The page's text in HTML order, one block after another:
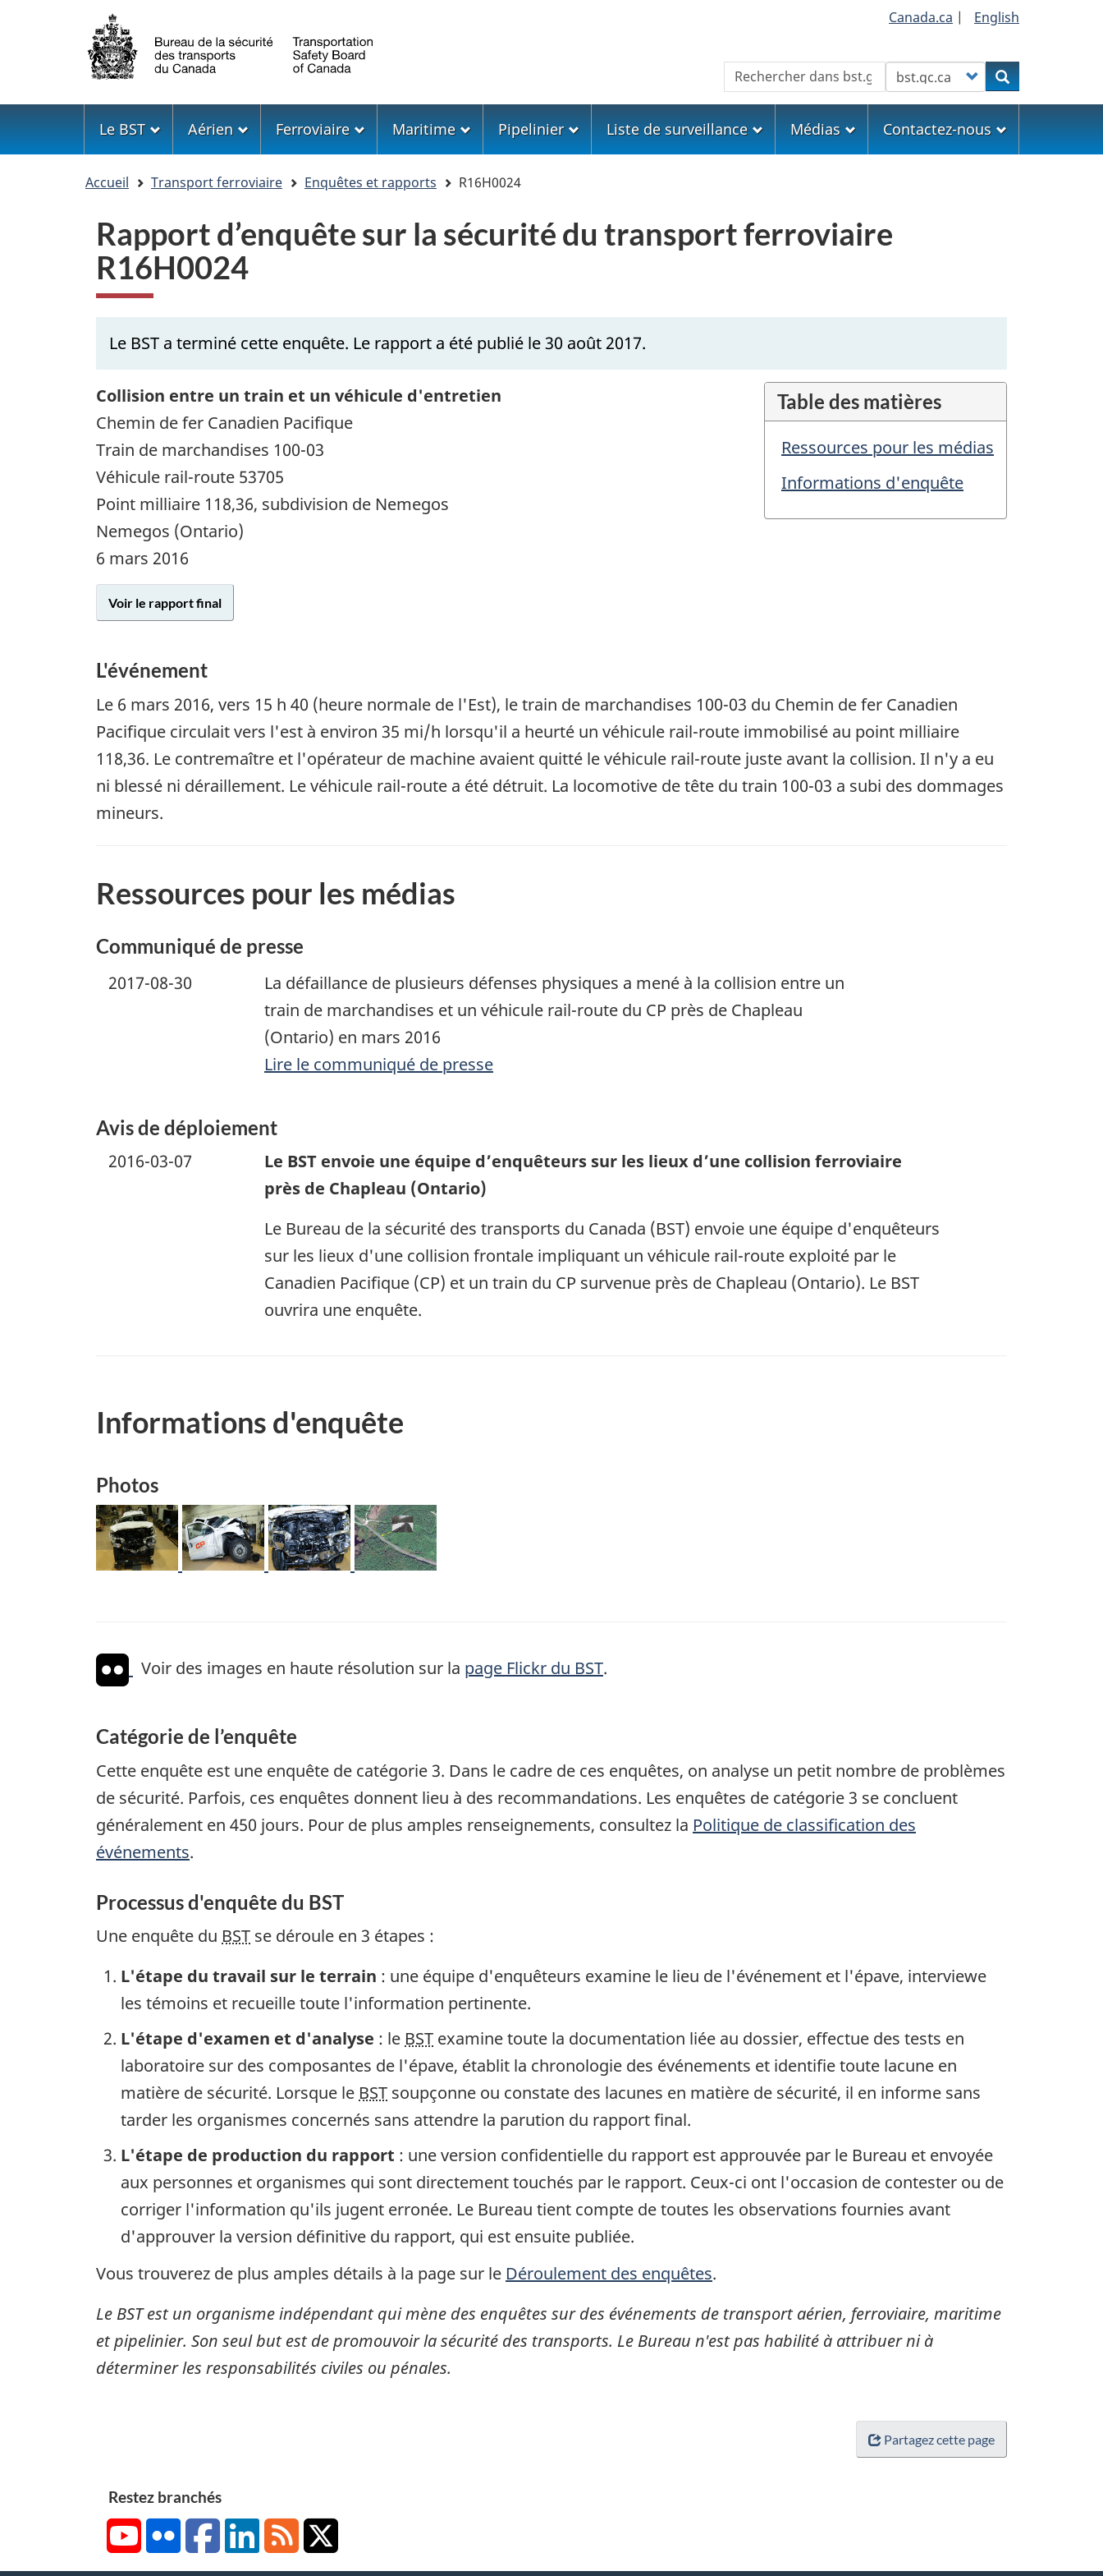
Sélection
de
la
langue
Canada.ca | English
Rechercher Customize your searchRechercher
Menu
Le BST Aérien Ferroviaire Maritime Pipelinier Liste de surveillance Médias Contactez-nous
Accueil Transport ferroviaire Enquêtes et rapports R16H0024
Rapport d’enquête sur la sécurité du transport ferroviaire
R16H0024
Le BST a terminé cette enquête. Le rapport a été publié le 30 août 2017.
Table des matières
Ressources pour les médias
Informations d'enquête
Collision entre un train et un véhicule d'entretien
Chemin de fer Canadien Pacifique
Train de marchandises 100-03
Véhicule rail-route 53705
Point milliaire 118,36, subdivision de Nemegos
Nemegos (Ontario)
6 mars 2016
Voir le rapport final
L'événement
Le 6 mars 2016, vers 15 h 40 (heure normale de l'Est), le train de marchandises 100-03 du Chemin de fer Canadien
Pacifique circulait vers l'est à environ 35 mi/h lorsqu'il a heurté un véhicule rail-route immobilisé au point milliaire
118,36. Le contremaître et l'opérateur de machine avaient quitté le véhicule rail-route juste avant la collision. Il n'y a eu
ni blessé ni déraillement. Le véhicule rail-route a été détruit. La locomotive de tête du train 100-03 a subi des dommages
mineurs.
Ressources pour les médias
Communiqué de presse
2017-08-30
La défaillance de plusieurs défenses physiques a mené à la collision entre un
train de marchandises et un véhicule rail-route du CP près de Chapleau
(Ontario) en mars 2016
Lire le communiqué de presse
Avis de déploiement
2016-03-07
Le BST envoie une équipe d’enquêteurs sur les lieux d’une collision ferroviaire
près de Chapleau (Ontario)
Le Bureau de la sécurité des transports du Canada (BST) envoie une équipe d'enquêteurs
sur les lieux d'une collision frontale impliquant un véhicule rail-route exploité par le
Canadien Pacifique (CP) et un train du CP survenue près de Chapleau (Ontario). Le BST
ouvrira une enquête.
Informations d'enquête
Photos
Image Image Image Image
Voir des images en haute résolution sur la page Flickr du BST.
Catégorie de l’enquête
Cette enquête est une enquête de catégorie 3. Dans le cadre de ces enquêtes, on analyse un petit nombre de problèmes
de sécurité. Parfois, ces enquêtes donnent lieu à des recommandations. Les enquêtes de catégorie 3 se concluent
généralement en 450 jours. Pour de plus amples renseignements, consultez la Politique de classification des
événements.
Processus d'enquête du BST
Une enquête du BST se déroule en 3 étapes :
L'étape du travail sur le terrain : une équipe d'enquêteurs examine le lieu de l'événement et l'épave, interviewe
les témoins et recueille toute l'information pertinente.
L'étape d'examen et d'analyse : le BST examine toute la documentation liée au dossier, effectue des tests en
laboratoire sur des composantes de l'épave, établit la chronologie des événements et identifie toute lacune en
matière de sécurité. Lorsque le BST soupçonne ou constate des lacunes en matière de sécurité, il en informe sans
tarder les organismes concernés sans attendre la parution du rapport final.
L'étape de production du rapport : une version confidentielle du rapport est approuvée par le Bureau et envoyée
aux personnes et organismes qui sont directement touchés par le rapport. Ceux-ci ont l'occasion de contester ou de
corriger l'information qu'ils jugent erronée. Le Bureau tient compte de toutes les observations fournies avant
d'approuver la version définitive du rapport, qui est ensuite publiée.
Vous trouverez de plus amples détails à la page sur le Déroulement des enquêtes.
Le BST est un organisme indépendant qui mène des enquêtes sur des événements de transport aérien, ferroviaire, maritime
et pipelinier. Son seul but est de promouvoir la sécurité des transports. Le Bureau n'est pas habilité à attribuer ni à
déterminer les responsabilités civiles ou pénales.
Partagez cette page
Restez branchés
YouTubeFlickr FacebookLinkedInRSS